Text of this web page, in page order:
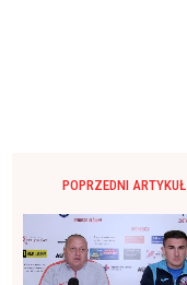
POPRZEDNI ARTYKUŁ